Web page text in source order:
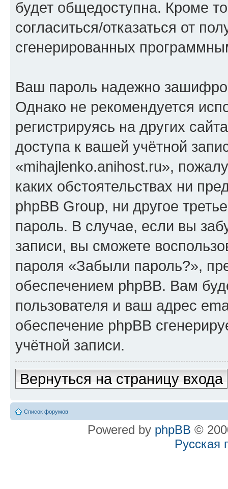
будет общедоступна. Кроме
согласиться/отказаться от
сгенерированных
Ваш пароль надежно
Однако не рекомендуется
регистрируясь на других
доступа к вашей учётной
«mihajlenko.anihost.ru»,
каких обстоятельствах ни
phpBB Group, ни другое
пароль. В случае, если вы
записи, вы сможете
пароля «Забыли пароль?»,
обеспечением phpBB. Вам
пользователя и ваш адрес
обеспечение phpBB
учётной записи.
Вернуться на страницу входа
Список форумов
Powered by phpBB ©
Русская